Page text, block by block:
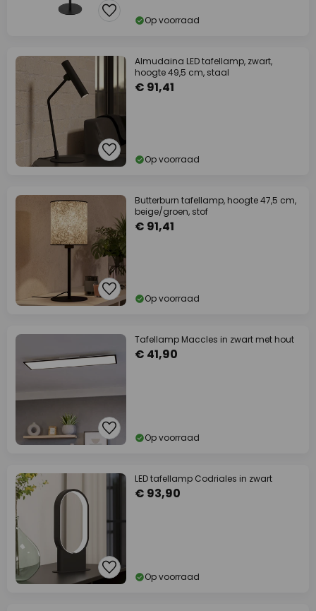
Op voorraad
Almudaina LED tafellamp, zwart,
hoogte 49,5 cm, staal
€ 91,41
Op voorraad
Butterburn tafellamp, hoogte 47,5 cm,
beige/groen, stof
€ 91,41
Op voorraad
Tafellamp Maccles in zwart met hout
€ 41,90
Op voorraad
LED tafellamp Codriales in zwart
€ 93,90
Op voorraad